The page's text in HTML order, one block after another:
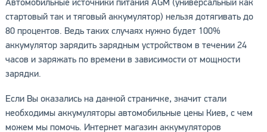
Автомобильные источники питания AGM (универсальный как
стартовый так и тяговый аккумулятор) нельзя дотягивать до
80 процентов. Ведь таких случаях нужно будет 100%
аккумулятор зарядить зарядным устройством в течении 24
часов и заряжать по времени в зависимости от мощности
зарядки.
Если Вы оказались на данной страничке, значит стали
необходимы аккумуляторы автомобильные цены Киев, с чем
можем мы помочь. Интернет магазин аккумуляторов